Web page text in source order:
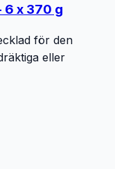
6 x 370 g
för den
eller